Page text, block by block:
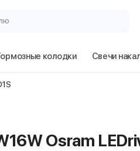
колодки Свечи
Osram